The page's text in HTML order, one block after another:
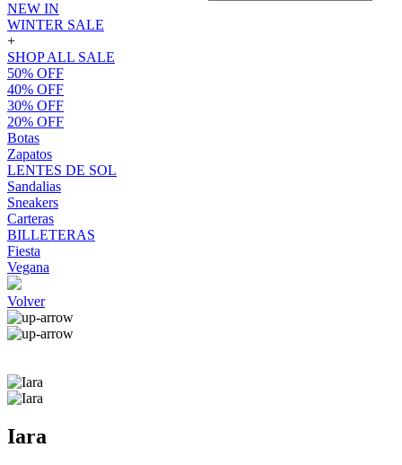
NEW IN
WINTER SALE
+
SHOP ALL SALE
50% OFF
40% OFF
30% OFF
20% OFF
Botas
Zapatos
LENTES DE SOL
Sandalias
Sneakers
Carteras
BILLETERAS
Fiesta
Vegana
Volver
Iara